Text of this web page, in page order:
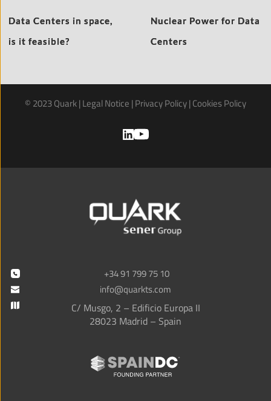
Data Centers in space,
is it feasible?
Nuclear Power for Data
Centers
© 2023 Quark | Legal Notice | Privacy Policy | Cookies Policy
+34 91 799 75 10
info@quarkts.com
C/ Musgo, 2 – Edificio Europa II
28023 Madrid – Spain